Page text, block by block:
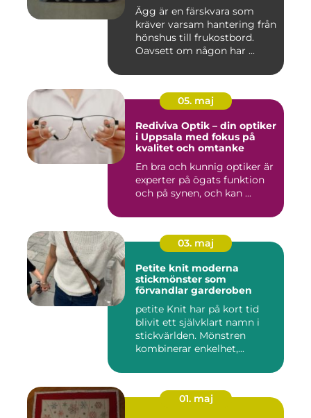
Ägg är en färskvara som
kräver varsam hantering från
hönshus till frukostbord.
Oavsett om någon har ...
05. maj
Rediviva Optik – din optiker
i Uppsala med fokus på
kvalitet och omtanke
En bra och kunnig optiker är
experter på ögats funktion
och på synen, och kan ...
03. maj
Petite knit moderna
stickmönster som
förvandlar garderoben
petite Knit har på kort tid
blivit ett självklart namn i
stickvärlden. Mönstren
kombinerar enkelhet,...
01. maj